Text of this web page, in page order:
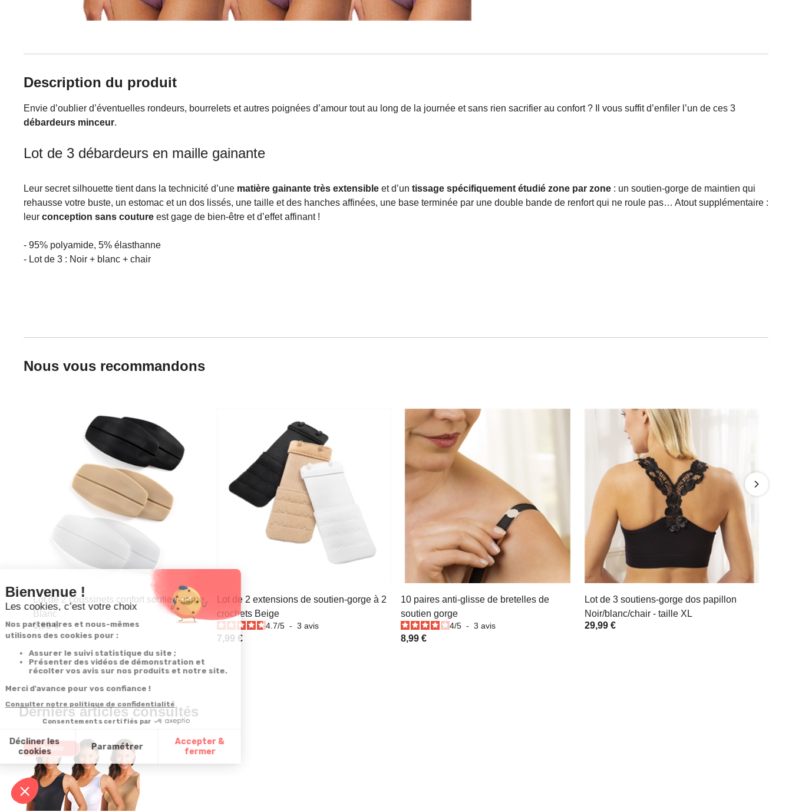
Description du produit
Envie d’oublier d’éventuelles rondeurs, bourrelets et autres poignées d’amour tout au long de la journée et sans rien sacrifier au confort ? Il vous suffit d’enfiler l’un de ces 3
débardeurs minceur.
Lot de 3 débardeurs en maille gainante
Leur secret silhouette tient dans la technicité d’une matière gainante très extensible et d’un tissage spécifiquement étudié zone par zone : un soutien-gorge de maintien qui
rehausse votre buste, un estomac et un dos lissés, une taille et des hanches affinées, une base terminée par une double bande de renfort qui ne roule pas… Atout supplémentaire :
leur conception sans couture est gage de bien-être et d’effet affinant !
- 95% polyamide, 5% élasthanne
- Lot de 3 : Noir + blanc + chair
Nous vous recommandons
Lot de 2 coussinets confort soutien-gorge
Blanc
5,99 €
Lot de 2 extensions de soutien-gorge à 2
crochets Beige
4.7/5 - 3 avis
7,99 €
10 paires anti-glisse de bretelles de
soutien gorge
4/5 - 3 avis
8,99 €
Lot de 3 soutiens-gorge dos papillon
Noir/blanc/chair - taille XL
29,99 €
Derniers articles consultés
Promo